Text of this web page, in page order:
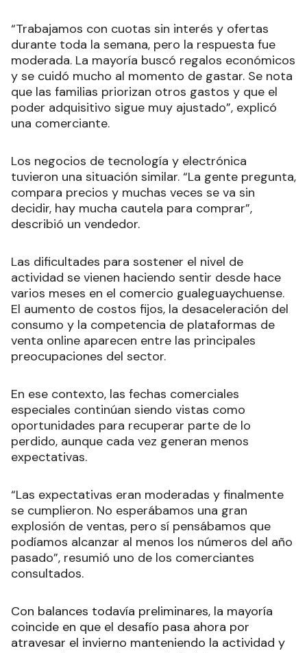
“Trabajamos con cuotas sin interés y ofertas
durante toda la semana, pero la respuesta fue
moderada. La mayoría buscó regalos económicos
y se cuidó mucho al momento de gastar. Se nota
que las familias priorizan otros gastos y que el
poder adquisitivo sigue muy ajustado”, explicó
una comerciante.
Los negocios de tecnología y electrónica
tuvieron una situación similar. “La gente pregunta,
compara precios y muchas veces se va sin
decidir, hay mucha cautela para comprar”,
describió un vendedor.
Las dificultades para sostener el nivel de
actividad se vienen haciendo sentir desde hace
varios meses en el comercio gualeguaychuense.
El aumento de costos fijos, la desaceleración del
consumo y la competencia de plataformas de
venta online aparecen entre las principales
preocupaciones del sector.
En ese contexto, las fechas comerciales
especiales continúan siendo vistas como
oportunidades para recuperar parte de lo
perdido, aunque cada vez generan menos
expectativas.
“Las expectativas eran moderadas y finalmente
se cumplieron. No esperábamos una gran
explosión de ventas, pero sí pensábamos que
podíamos alcanzar al menos los números del año
pasado”, resumió uno de los comerciantes
consultados.
Con balances todavía preliminares, la mayoría
coincide en que el desafío pasa ahora por
atravesar el invierno manteniendo la actividad y